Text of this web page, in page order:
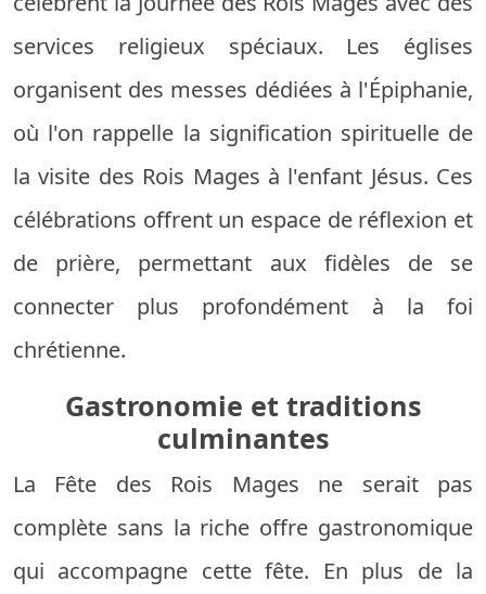
services religieux spéciaux. Les églises
organisent des messes dédiées à l'Épiphanie,
où l'on rappelle la signification spirituelle de
la visite des Rois Mages à l'enfant Jésus. Ces
célébrations offrent un espace de réflexion et
de prière, permettant aux fidèles de se
connecter plus profondément à la foi
chrétienne.
Gastronomie et traditions
culminantes
La Fête des Rois Mages ne serait pas
complète sans la riche offre gastronomique
qui accompagne cette fête. En plus de la